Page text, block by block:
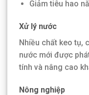
Giảm tiêu hao
Xử lý nước
Nhiều chất keo tụ,
nước mới được
tính và nâng cao
Nông nghiệp